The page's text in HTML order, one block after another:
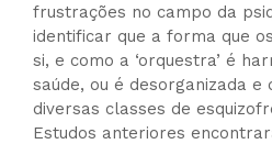
frustrações no campo da
identificar que a forma que
si, e como a ‘orquestra’ é
saúde, ou é desorganizada
diversas classes de
Estudos anteriores